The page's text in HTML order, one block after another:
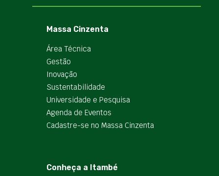
Massa Cinzenta
Área Técnica
Gestão
Inovação
Sustentabilidade
Universidade e Pesquisa
Agenda de Eventos
Cadastre-se no Massa Cinzenta
Conheça a Itambé